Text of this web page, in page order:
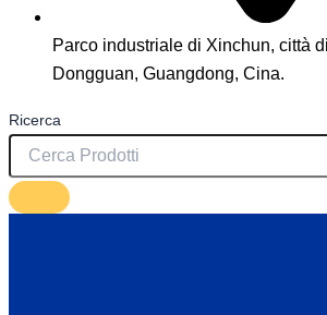
Parco industriale di Xinchun, città
Dongguan, Guangdong, Cina.
Ricerca